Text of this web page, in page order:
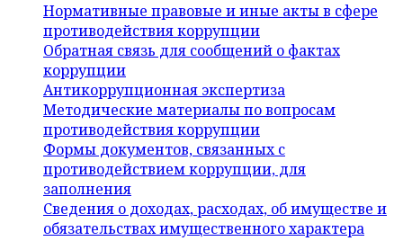
Нормативные правовые и иные акты в сфере
противодействия коррупции
Обратная связь для сообщений о фактах
коррупции
Антикоррупционная экспертиза
Методические материалы по вопросам
противодействия коррупции
Формы документов, связанных с
противодействием коррупции, для
заполнения
Сведения о доходах, расходах, об имуществе и
обязательствах имущественного характера